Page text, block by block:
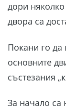
дори
двора са
Покани го да
основните
състезания
За начало